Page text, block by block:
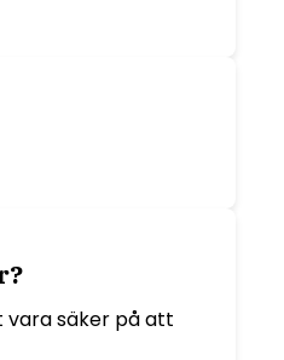
vara säker på att